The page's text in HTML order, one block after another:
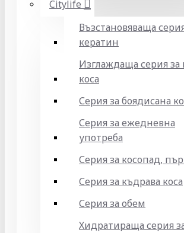
Citylife
Възстановяваща
кератин
Изглаждаща серия за
коса
Серия за боядисана
Серия за ежедневна
употреба
Серия за косопад,
Серия за къдрава коса
Серия за обем
Хидратираща серия